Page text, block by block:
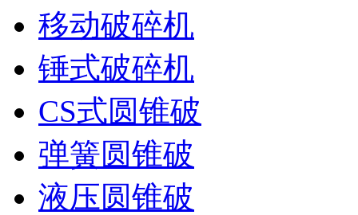
移动破碎机
锤式破碎机
CS式圆锥破
弹簧圆锥破
液压圆锥破